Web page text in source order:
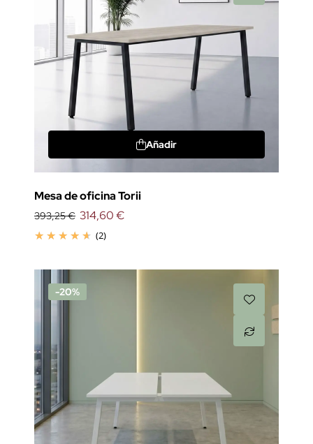
Añadir
Mesa de oficina Torii
393,25 €
(2)
314,60 €
-20%